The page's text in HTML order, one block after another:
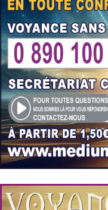
Cabinet Voyance
Voyance sérieuse